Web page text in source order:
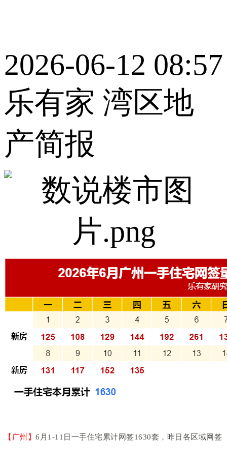
2026-06-12 08:57
乐有家 湾区地
产简报
【广州】 6月1-11日一手住宅累计网签1630套，昨日各区域网签